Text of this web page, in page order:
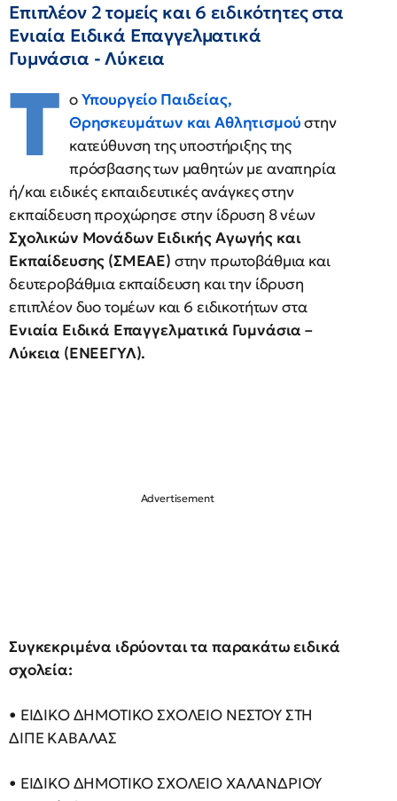
Επιπλέον 2 τομείς και 6 ειδικότητες στα
Ενιαία Ειδικά Επαγγελματικά
Γυμνάσια - Λύκεια
Τ οΥπουργείο Παιδείας,
Θρησκευμάτων και Αθλητισμούστην
κατεύθυνση της υποστήριξης της
πρόσβασης των μαθητών με αναπηρία
ή/και ειδικές εκπαιδευτικές ανάγκες στην
εκπαίδευση προχώρησε στην ίδρυση 8 νέων
Σχολικών Μονάδων Ειδικής Αγωγής και
Εκπαίδευσης (ΣΜΕΑΕ) στην πρωτοβάθμια και
δευτεροβάθμια εκπαίδευση και την ίδρυση
επιπλέον δυο τομέων και 6 ειδικοτήτων στα
Ενιαία Ειδικά Επαγγελματικά Γυμνάσια –
Λύκεια (ΕΝΕΕΓΥΛ).
Συγκεκριμένα ιδρύονται τα παρακάτω ειδικά
σχολεία:
• ΕΙΔΙΚΟ ΔΗΜΟΤΙΚΟ ΣΧΟΛΕΙΟ ΝΕΣΤΟΥ ΣΤΗ
ΔΙΠΕ ΚΑΒΑΛΑΣ
• ΕΙΔΙΚΟ ΔΗΜΟΤΙΚΟ ΣΧΟΛΕΙΟ ΧΑΛΑΝΔΡΙΟΥ